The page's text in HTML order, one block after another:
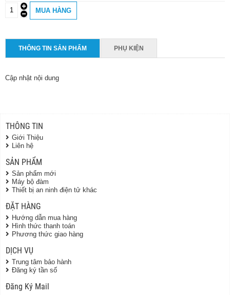
THÔNG TIN SẢN PHẨM PHỤ KIỆN
Cập nhật nội dung
THÔNG TIN
Giới Thiệu
Liên hệ
SẢN PHẨM
Sản phẩm mới
Máy bộ đàm
Thiết bị an ninh điện tử khác
ĐẶT HÀNG
Hướng dẫn mua hàng
Hình thức thanh toán
Phương thức giao hàng
DỊCH VỤ
Trung tâm bảo hành
Đăng ký tần số
Đăng Ký Mail